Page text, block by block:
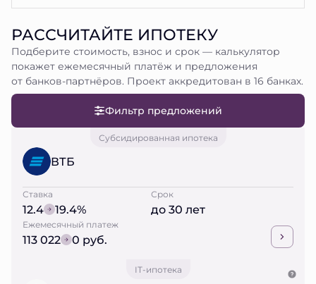
РАССЧИТАЙТЕ ИПОТЕКУ
Подберите стоимость, взнос и срок — калькулятор
покажет ежемесячный платёж и предложения
от банков-партнёров. Проект аккредитован в 16 банках.
Фильтр предложений
Субсидированная ипотека
ВТБ
Ставка
12.4 19.4%
Срок
до 30 лет
Ежемесячный платеж
113 022 0 руб.
IT-ипотека